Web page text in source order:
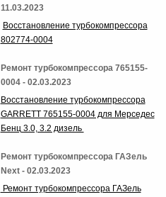
11.03.2023
Восстановление турбокомпрессора
802774-0004
Ремонт турбокомпрессора 765155-
0004 - 02.03.2023
Восстановление турбокомпрессора
GARRETT 765155-0004 для Мерседес
Бенц 3.0, 3.2 дизель
Ремонт турбокомпрессора ГАЗель
Next - 02.03.2023
Ремонт турбокомпрессора ГАЗель